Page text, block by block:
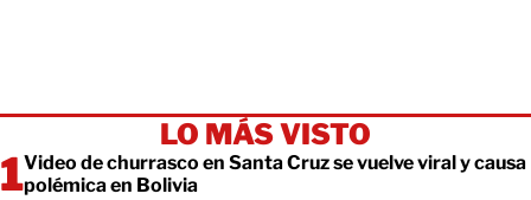
LO MÁS VISTO
Video de churrasco en Santa Cruz se vuelve viral y causa
polémica en Bolivia